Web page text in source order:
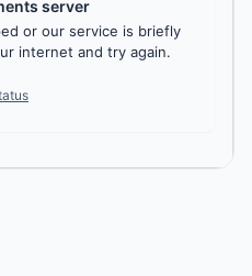
server
or our service is briefly
internet and try again.